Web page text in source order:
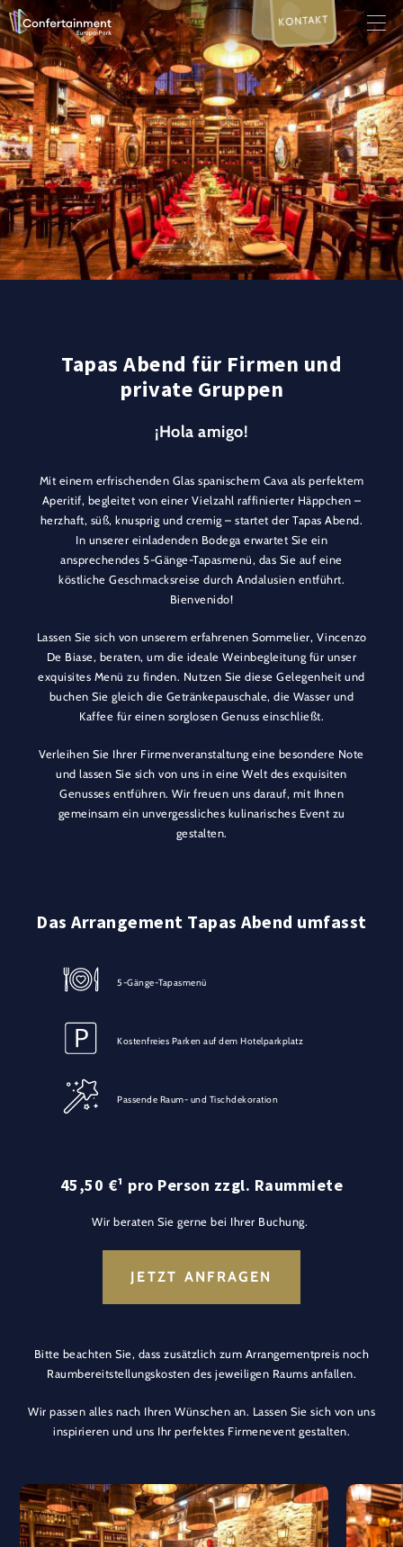
KONTAKT
Tapas Abend für Firmen und
private Gruppen
¡Hola amigo!
Mit einem erfrischenden Glas spanischem Cava als perfektem
Aperitif, begleitet von einer Vielzahl raffinierter Häppchen –
herzhaft, süß, knusprig und cremig – startet der Tapas Abend.
In unserer einladenden Bodega erwartet Sie ein
ansprechendes 5-Gänge-Tapasmenü, das Sie auf eine
köstliche Geschmacksreise durch Andalusien entführt.
Bienvenido!
Lassen Sie sich von unserem erfahrenen Sommelier, Vincenzo
De Biase, beraten, um die ideale Weinbegleitung für unser
exquisites Menü zu finden. Nutzen Sie diese Gelegenheit und
buchen Sie gleich die Getränkepauschale, die Wasser und
Kaffee für einen sorglosen Genuss einschließt.
Verleihen Sie Ihrer Firmenveranstaltung eine besondere Note
und lassen Sie sich von uns in eine Welt des exquisiten
Genusses entführen. Wir freuen uns darauf, mit Ihnen
gemeinsam ein unvergessliches kulinarisches Event zu
gestalten.
Das Arrangement Tapas Abend umfasst
5-Gänge-Tapasmenü
Kostenfreies Parken auf dem Hotelparkplatz
Passende Raum- und Tischdekoration
45,50 €¹ pro Person zzgl. Raummiete
Wir beraten Sie gerne bei Ihrer Buchung.
JETZT ANFRAGEN
Bitte beachten Sie, dass zusätzlich zum Arrangementpreis noch
Raumbereitstellungskosten des jeweiligen Raums anfallen.
Wir passen alles nach Ihren Wünschen an. Lassen Sie sich von uns
inspirieren und uns Ihr perfektes Firmenevent gestalten.